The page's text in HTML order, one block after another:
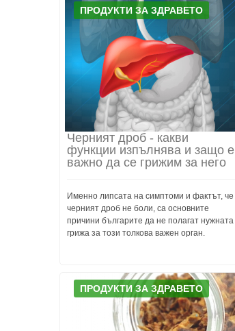
ПРОДУКТИ ЗА ЗДРАВЕТО
Черният дроб - какви
функции изпълнява и защо е
важно да се грижим за него
Именно липсата на симптоми и фактът, че
черният дроб не боли, са основните
причини българите да не полагат нужната
грижа за този толкова важен орган.
ПРОДУКТИ ЗА ЗДРАВЕТО